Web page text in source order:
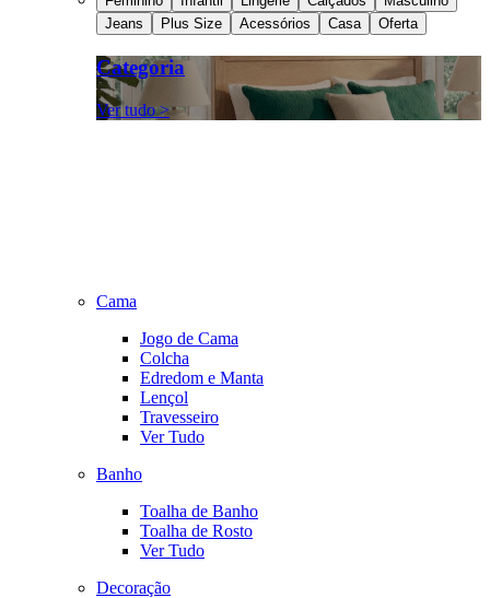
Jeans
Plus Size Acessórios Casa Oferta
Categoria
Ver tudo >
Cama
Jogo de Cama
Colcha
Edredom e Manta
Lençol
Travesseiro
Ver Tudo
Banho
Toalha de Banho
Toalha de Rosto
Ver Tudo
Decoração